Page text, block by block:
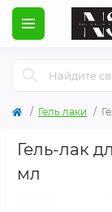
Гель лаки
Гель-лак
мл